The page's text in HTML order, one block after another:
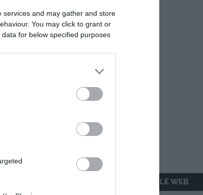
services and may gather and store
You may click to grant or
for below specified purposes
AILLEURS SUR LE WEB